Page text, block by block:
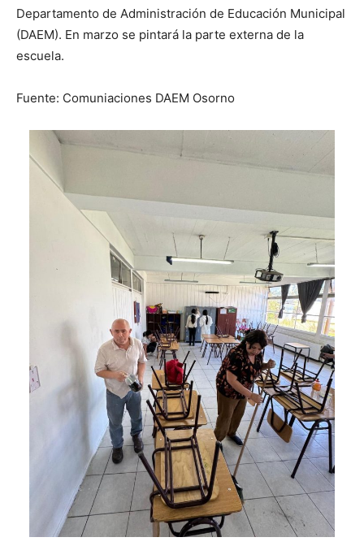
Departamento de Administración de Educación Municipal
(DAEM). En marzo se pintará la parte externa de la
escuela.
Fuente: Comuniaciones DAEM Osorno